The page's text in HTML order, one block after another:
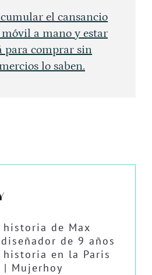
el cansancio
a mano y estar
para comprar sin
lo saben.
de Max
de 9 años
historia en la Paris
| Mujerhoy